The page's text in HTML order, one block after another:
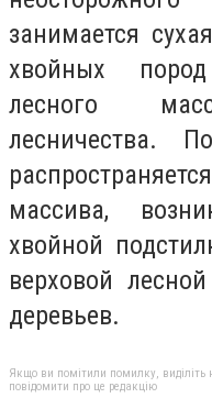
занимается
хвойных
лесного
лесничества.
массива,
хвойной
верховой
деревьев.
Якщо ви помітили помилку, виділіть
повідомити про це редакцію